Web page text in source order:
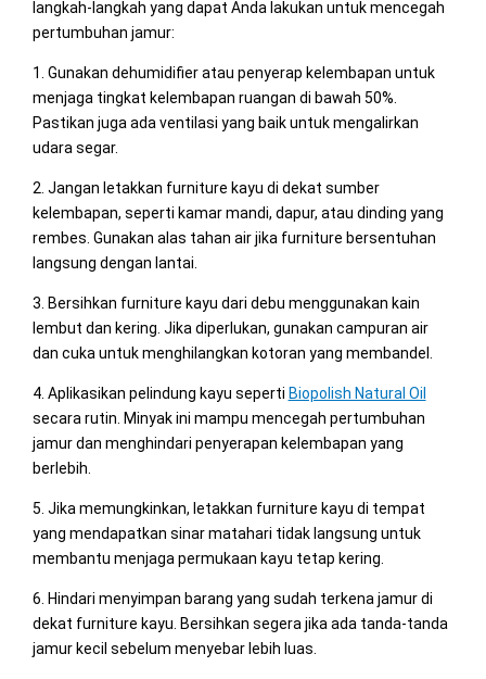
langkah-langkah yang dapat Anda lakukan untuk mencegah
pertumbuhan jamur:
1. Gunakan dehumidifier atau penyerap kelembapan untuk
menjaga tingkat kelembapan ruangan di bawah 50%.
Pastikan juga ada ventilasi yang baik untuk mengalirkan
udara segar.
2. Jangan letakkan furniture kayu di dekat sumber
kelembapan, seperti kamar mandi, dapur, atau dinding yang
rembes. Gunakan alas tahan air jika furniture bersentuhan
langsung dengan lantai.
3. Bersihkan furniture kayu dari debu menggunakan kain
lembut dan kering. Jika diperlukan, gunakan campuran air
dan cuka untuk menghilangkan kotoran yang membandel.
4. Aplikasikan pelindung kayu seperti Biopolish Natural Oil
secara rutin. Minyak ini mampu mencegah pertumbuhan
jamur dan menghindari penyerapan kelembapan yang
berlebih.
5. Jika memungkinkan, letakkan furniture kayu di tempat
yang mendapatkan sinar matahari tidak langsung untuk
membantu menjaga permukaan kayu tetap kering.
6. Hindari menyimpan barang yang sudah terkena jamur di
dekat furniture kayu. Bersihkan segera jika ada tanda-tanda
jamur kecil sebelum menyebar lebih luas.